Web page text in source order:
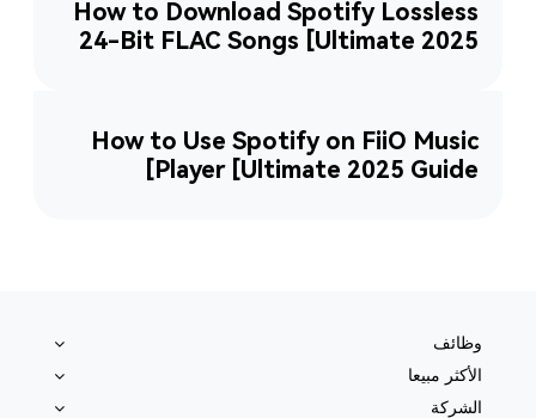
How to Download Spotify Lossless
24-Bit FLAC Songs [Ultimate 2025
How to Use Spotify on FiiO Music
Player [Ultimate 2025 Guide]
وظائف
الأكثر مبيعا
الشركة